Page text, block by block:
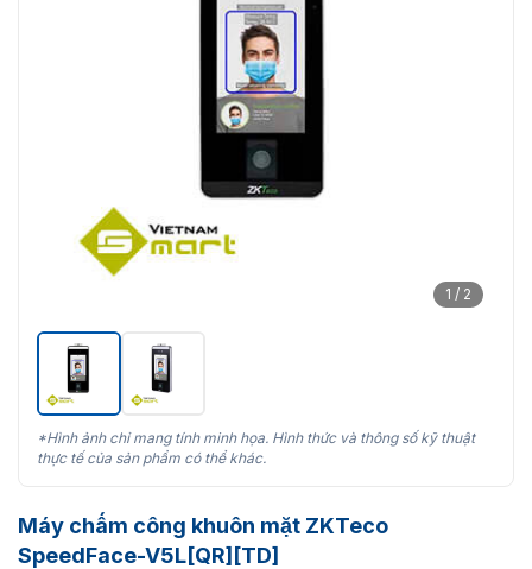
1 / 2
*Hình ảnh chỉ mang tính minh họa. Hình thức và thông số kỹ thuật
thực tế của sản phẩm có thể khác.
Máy chấm công khuôn mặt ZKTeco
SpeedFace-V5L[QR][TD]